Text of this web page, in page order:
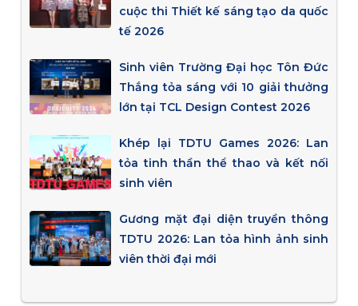
cuộc thi Thiết kế sáng tạo da quốc
tế 2026
Sinh viên Trường Đại học Tôn Đức
Thắng tỏa sáng với 10 giải thưởng
lớn tại TCL Design Contest 2026
Khép lại TDTU Games 2026: Lan
tỏa tinh thần thể thao và kết nối
sinh viên
Gương mặt đại diện truyền thông
TDTU 2026: Lan tỏa hình ảnh sinh
viên thời đại mới